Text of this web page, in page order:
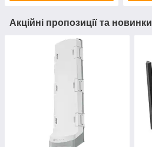
Акційні пропозиції та новинки